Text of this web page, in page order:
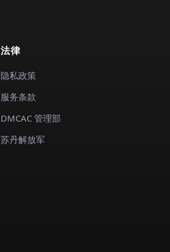
法律
隐私政策
服务条款
DMCAC 管理部
苏丹解放军